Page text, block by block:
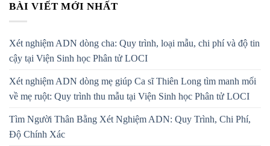
BÀI VIẾT MỚI NHẤT
Xét nghiệm ADN dòng cha: Quy trình, loại mẫu, chi phí và độ tin
cậy tại Viện Sinh học Phân tử LOCI
Xét nghiệm ADN dòng mẹ giúp Ca sĩ Thiên Long tìm manh mối
về mẹ ruột: Quy trình thu mẫu tại Viện Sinh học Phân tử LOCI
Tìm Người Thân Bằng Xét Nghiệm ADN: Quy Trình, Chi Phí,
Độ Chính Xác